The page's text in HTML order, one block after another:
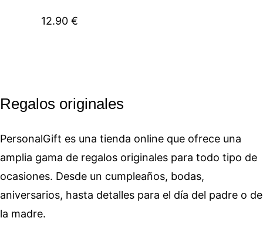
12.90 €
Regalos originales
PersonalGift es una tienda online que ofrece una
amplia gama de regalos originales para todo tipo de
ocasiones. Desde un cumpleaños, bodas,
aniversarios, hasta detalles para el día del padre o de
la madre.